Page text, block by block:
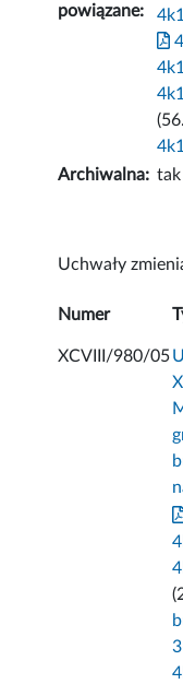
powiązane:
Archiwalna: tak
Uchwały
Numer
XCVIII/980/05